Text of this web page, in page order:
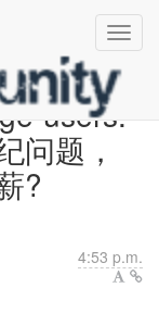
users:
问题，
?
4:53 p.m.